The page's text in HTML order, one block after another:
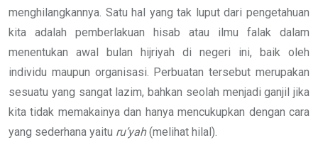
menghilangkannya. Satu hal yang tak luput dari pengetahuan
kita adalah pemberlakuan hisab atau ilmu falak dalam
menentukan awal bulan hijriyah di negeri ini, baik oleh
individu maupun organisasi. Perbuatan tersebut merupakan
sesuatu yang sangat lazim, bahkan seolah menjadi ganjil jika
kita tidak memakainya dan hanya mencukupkan dengan cara
yang sederhana yaitu ru’yah(melihat hilal).